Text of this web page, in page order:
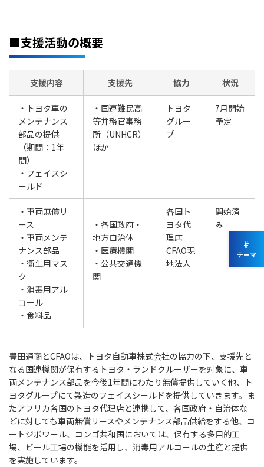
■支援活動の概要
支援内容 支援先 協力 状況
・トヨタ車の
メンテナンス
部品の提供
（期間：1年
間）
・フェイスシ
ールド
・国連難民高
等弁務官事務
所（UNHCR）
ほか
トヨタ
グルー
プ
7月開始
予定
・車両無償リ
ース
・車両メンテ
ナンス部品
・衛生用マス
ク
・消毒用アル
コール
・食料品
・各国政府・
地方自治体
・医療機関
・公共交通機
関
各国ト
ヨタ代
理店
CFAO現
地法人
開始済
み
豊田通商とCFAOは、トヨタ自動車株式会社の協力の下、支援先と
なる国連機関が保有するトヨタ・ランドクルーザーを対象に、車
両メンテナンス部品を今後1年間にわたり無償提供していく他、ト
ヨタグループにて製造のフェイスシールドを提供していきます。ま
たアフリカ各国のトヨタ代理店と連携して、各国政府・自治体な
どに対しても車両無償リースやメンテナンス部品供給をする他、コ
ートジボワール、コンゴ共和国においては、保有する多目的工
場、ビール工場の機能を活用し、消毒用アルコールの生産と提供
を実施しています。
#
テーマ